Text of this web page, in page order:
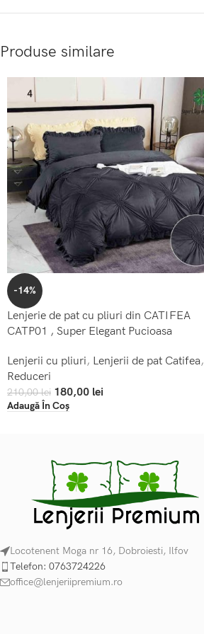
Produse similare
-14%
Lenjerie de pat cu pliuri din CATIFEA
CATP01 , Super Elegant Pucioasa
Lenjerii cu pliuri, Lenjerii de pat Catifea,
Reduceri
210,00lei 180,00 lei
Adaugă În Coș
Locotenent Moga nr 16, Dobroiesti, Ilfov
Telefon: 0763724226
office@lenjeriipremium.ro